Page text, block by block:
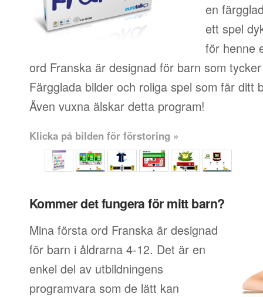
en
ett spel
för henne
ord Franska är designad för barn som
Färgglada bilder och roliga spel som får ditt
Även vuxna älskar detta program!
Klicka på bilden för förstoring »
Kommer det fungera för mitt barn?
Mina första ord Franska är designad
för barn i åldrarna 4-12. Det är en
enkel del av utbildningens
programvara som de lätt kan